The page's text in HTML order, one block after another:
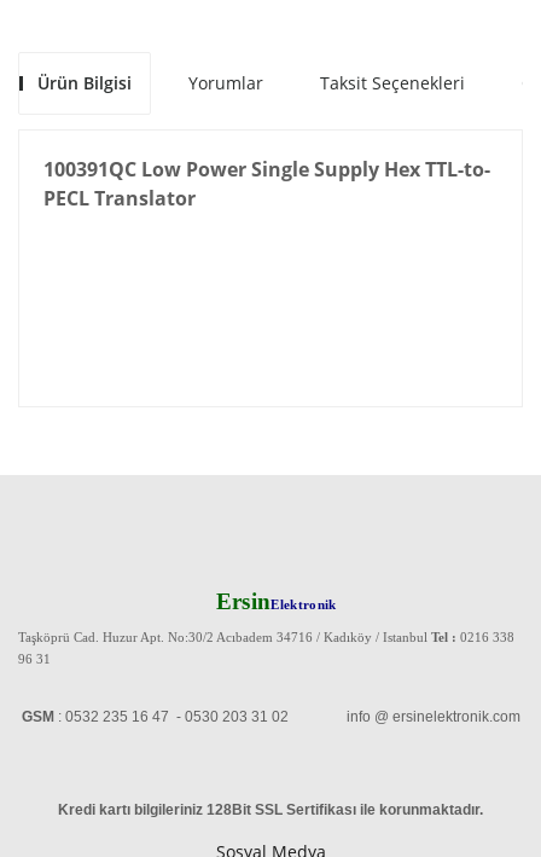
Ürün Bilgisi Yorumlar Taksit Seçenekleri
100391QC Low Power Single Supply Hex TTL-to-
PECL Translator
ErsinElektronik
Taşköprü Cad. Huzur Apt. No:30/2 Acıbadem 34716 / Kadıköy / Istanbul Tel : 0216 338
96 31
GSM : 0532 235 16 47 - 0530 203 31 02 info @ ersinelektronik.com
Kredi kartı bilgileriniz 128Bit SSL Sertifikası ile korunmaktadır.
Sosyal Medya